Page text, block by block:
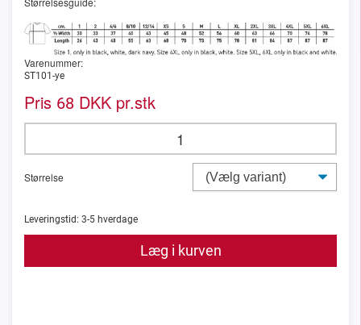
Varenummer:
ST101-ye
Pris 68 DKK pr.stk
Størrelse
Leveringstid: 3-5 hverdage
Læg i kurven